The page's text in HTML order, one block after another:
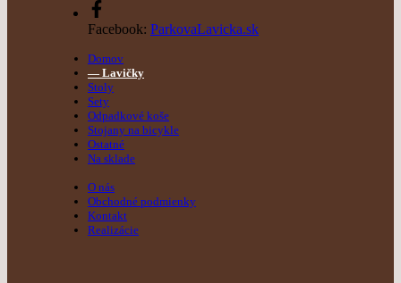
Facebook: ParkovaLavicka.sk
Domov
Lavičky
Stoly
Sety
Odpadkové koše
Stojany na bicykle
Ostatné
Na sklade
O nás
Obchodné podmienky
Kontakt
Realizácie